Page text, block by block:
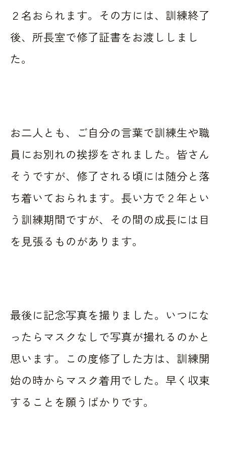
２名おられます。その方には、訓練終了
後、所長室で修了証書をお渡ししまし
た。
お二人とも、ご自分の言葉で訓練生や職
員にお別れの挨拶をされました。皆さん
そうですが、修了される頃には随分と落
ち着いておられます。長い方で２年とい
う訓練期間ですが、その間の成長には目
を見張るものがあります。
最後に記念写真を撮りました。いつにな
ったらマスクなしで写真が撮れるのかと
思います。この度修了した方は、訓練開
始の時からマスク着用でした。早く収束
することを願うばかりです。